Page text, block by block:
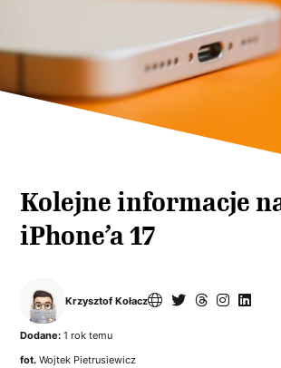
Kolejne informacje
iPhone’a 17
Krzysztof Kołacz
Dodane: 1 rok temu
fot. Wojtek Pietrusiewicz